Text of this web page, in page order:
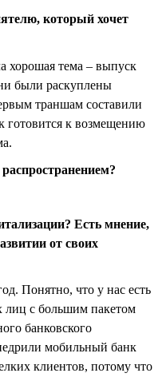
который хочет
хорошая тема – выпуск
были раскуплены
траншам составили
готовится к возмещению
Есть мнение,
от своих
Понятно, что у нас есть
лиц с большим пакетом
банковского
мобильный банк
клиентов, потому что